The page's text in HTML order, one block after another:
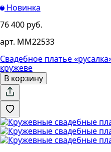
Новинка
76 400 руб.
арт. MM22533
Свадебное платье
кружеве
В корзину